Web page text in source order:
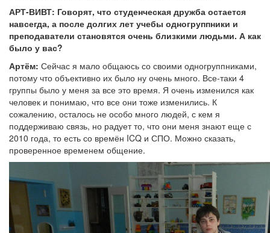
АРТ-ВИВТ: Говорят, что студенческая дружба остается
навсегда, а после долгих лет учебы одногруппники и
преподаватели становятся очень близкими людьми. А как
было у вас?
Артём: Сейчас я мало общаюсь со своими одногруппниками,
потому что объективно их было ну очень много. Все-таки 4
группы было у меня за все это время. Я очень изменился как
человек и понимаю, что все они тоже изменились. К
сожалению, осталось не особо много людей, с кем я
поддерживаю связь, но радует то, что они меня знают еще с
2010 года, то есть со времён ICQ и СПО. Можно сказать,
проверенное временем общение.